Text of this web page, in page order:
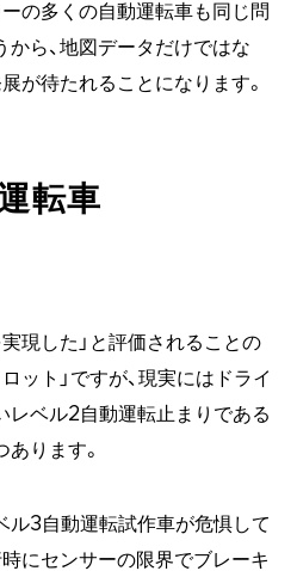
の多くの自動運転車も同じ問
ら、地図データだけではな
が待たれることになります。
転車
現した」と評価されることの
ット」ですが、現実にはドライ
レベル2自動運転止まりである
ります。
ル3自動運転試作車が危惧して
にセンサーの限界でブレーキ